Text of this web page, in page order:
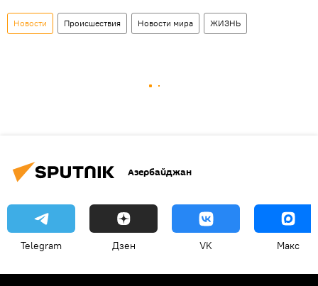
Новости Происшествия Новости мира ЖИЗНЬ
Азербайджан
Telegram Дзен VK Макс